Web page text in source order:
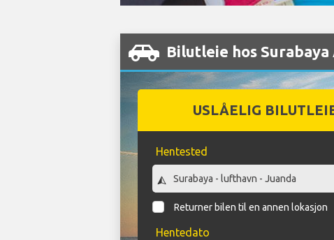
Bilutleie hos
USLÅELIG
Hentested
Returner bilen til en annen lokasjon
Hentedato